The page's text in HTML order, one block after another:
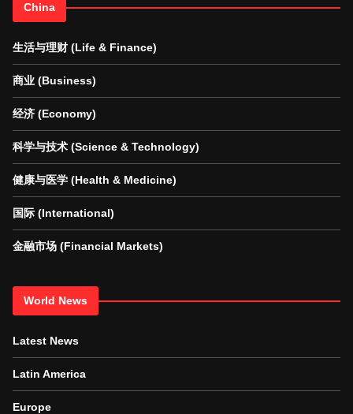
China
生活与理财 (Life & Finance)
商业 (Business)
经济 (Economy)
科学与技术 (Science & Technology)
健康与医学 (Health & Medicine)
国际 (International)
金融市场 (Financial Markets)
World News
Latest News
Latin America
Europe